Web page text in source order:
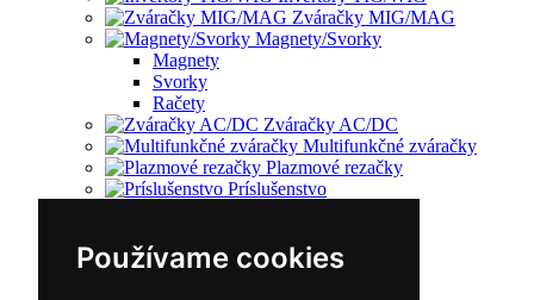
Používame cookies
Zváračky MIG/MAG
Magnety/Svorky
Magnety
Svorky
Račety
Zváračky AC/DC
Multifunkčné zváračky
Plazmové rezačky
Príslušenstvo
Kufríky
Zváracie horáky